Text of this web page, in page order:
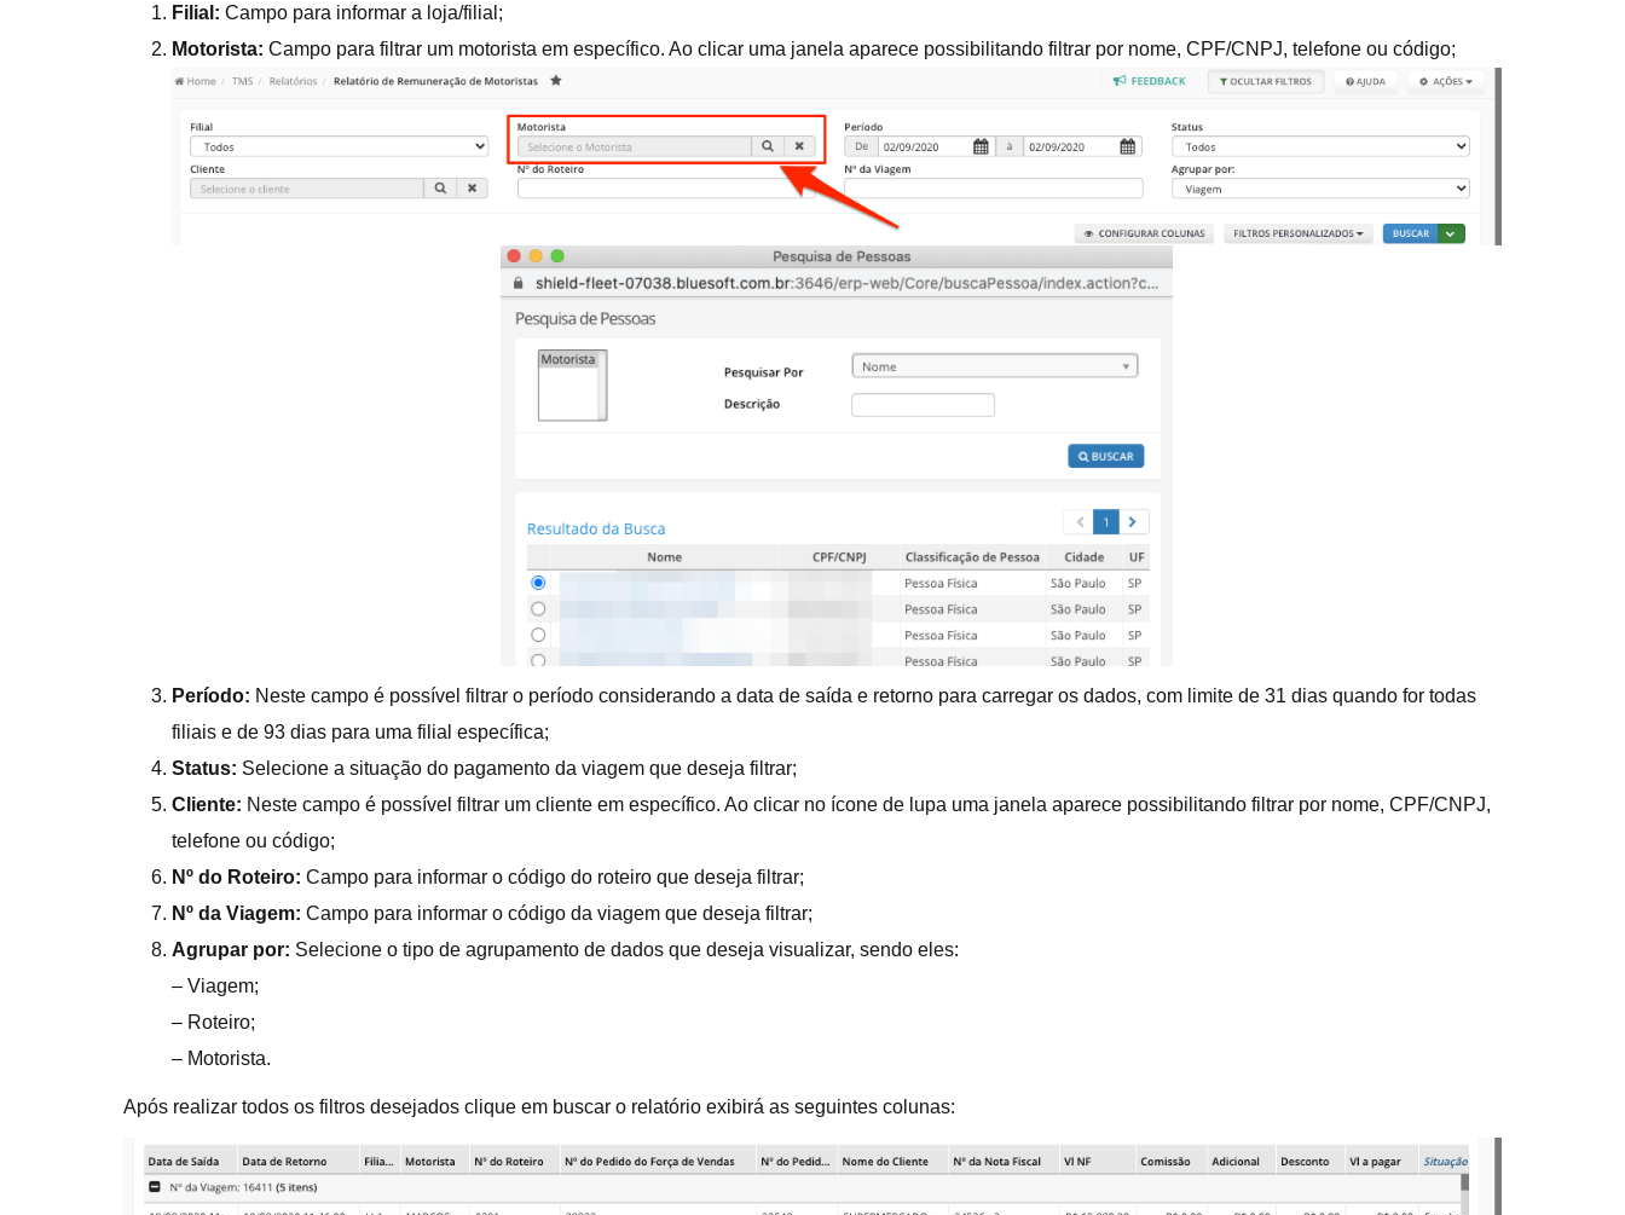
Filial: Campo para informar a loja/filial;
Motorista: Campo para filtrar um motorista em específico. Ao clicar uma janela aparece possibilitando filtrar por nome, CPF/CNPJ, telefone ou código;
Período: Neste campo é possível filtrar o período considerando a data de saída e retorno para carregar os dados, com limite de 31 dias quando for todas
filiais e de 93 dias para uma filial específica;
Status: Selecione a situação do pagamento da viagem que deseja filtrar;
Cliente: Neste campo é possível filtrar um cliente em específico. Ao clicar no ícone de lupa uma janela aparece possibilitando filtrar por nome, CPF/CNPJ,
telefone ou código;
Nº do Roteiro: Campo para informar o código do roteiro que deseja filtrar;
Nº da Viagem: Campo para informar o código da viagem que deseja filtrar;
Agrupar por: Selecione o tipo de agrupamento de dados que deseja visualizar, sendo eles:
– Viagem;
– Roteiro;
– Motorista.
Após realizar todos os filtros desejados clique em buscar o relatório exibirá as seguintes colunas: